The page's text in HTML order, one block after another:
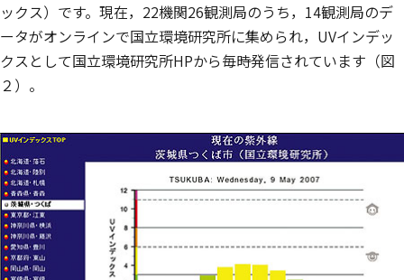
ックス）です。現在，22機関26観測局のうち，14観測局のデ
ータがオンラインで国立環境研究所に集められ，UVインデッ
クスとして国立環境研究所HPから毎時発信されています（図
２）。